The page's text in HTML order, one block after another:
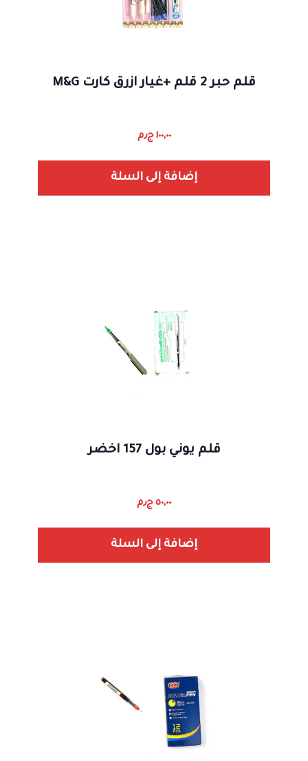
قلم حبر 2 قلم +غيار ازرق كارت M&G
١٠٠,٠٠ ج٫م
إضافة إلى السلة
قلم يوني بول 157 اخضر
٥٠,٠٠ ج٫م
إضافة إلى السلة